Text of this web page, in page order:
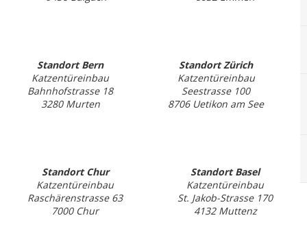
Standort Bern
Katzentüreinbau
Bahnhofstrasse 18
3280 Murten
Standort Zürich
Katzentüreinbau
Seestrasse 100
8706 Uetikon am See
Standort Chur
Katzentüreinbau
Raschärenstrasse 63
7000 Chur
Standort Basel
Katzentüreinbau
St. Jakob-Strasse 170
4132 Muttenz